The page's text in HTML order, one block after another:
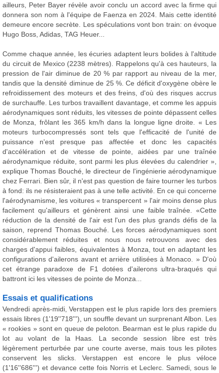
ailleurs, Peter Bayer révèle avoir conclu un accord avec la firme qui
donnera son nom à l'équipe de Faenza en 2024. Mais cette identité
demeure encore secrète. Les spéculations vont bon train: on évoque
Hugo Boss, Adidas, TAG Heuer...
Comme chaque année, les écuries adaptent leurs bolides à l'altitude
du circuit de Mexico (2238 mètres). Rappelons qu'à ces hauteurs, la
pression de l'air diminue de 20 % par rapport au niveau de la mer,
tandis que la densité diminue de 25 %. Ce déficit d'oxygène obère le
refroidissement des moteurs et des freins, d'où des risques accrus
de surchauffe. Les turbos travaillent davantage, et comme les appuis
aérodynamiques sont réduits, les vitesses de pointe dépassent celles
de Monza, frôlant les 365 km/h dans la longue ligne droite. « Les
moteurs turbocompressés sont tels que l'efficacité de l'unité de
puissance n'est presque pas affectée et donc les capacités
d'accélération et de vitesse de pointe, aidées par une traînée
aérodynamique réduite, sont parmi les plus élevées du calendrier »,
explique Thomas Bouché, le directeur de l'ingénierie aérodynamique
chez Ferrari. Bien sûr, il n'est pas question de faire tourner les turbos
à fond: ils ne résisteraient pas à une telle activité. En ce qui concerne
l'aérodynamisme, les voitures « transpercent » l'air moins dense plus
facilement qu'ailleurs et génèrent ainsi une faible traînée. «Cette
réduction de la densité de l'air est l'un des plus grands défis de la
saison, reprend Thomas Bouché. Les forces aérodynamiques sont
considérablement réduites et nous nous retrouvons avec des
charges d'appui faibles, équivalentes à Monza, tout en adaptant les
configurations d'ailerons avant et arrière utilisées à Monaco. » D'où
cet étrange paradoxe de F1 dotées d'ailerons ultra-braqués qui
battront ici les vitesses de pointe de Monza...
Essais et qualifications
Vendredi après-midi, Verstappen est le plus rapide lors des premiers
essais libres (1'19''718'''), un souffle devant un surprenant Albon. Les
« rookies » sont en queue de peloton. Bearman est le plus rapide du
lot au volant de la Haas. La seconde session libre est très
légèrement perturbée par une courte averse, mais tous les pilotes
conservent les slicks. Verstappen est encore le plus véloce
(1'16''686''') et devance cette fois Norris et Leclerc. Samedi, sous le